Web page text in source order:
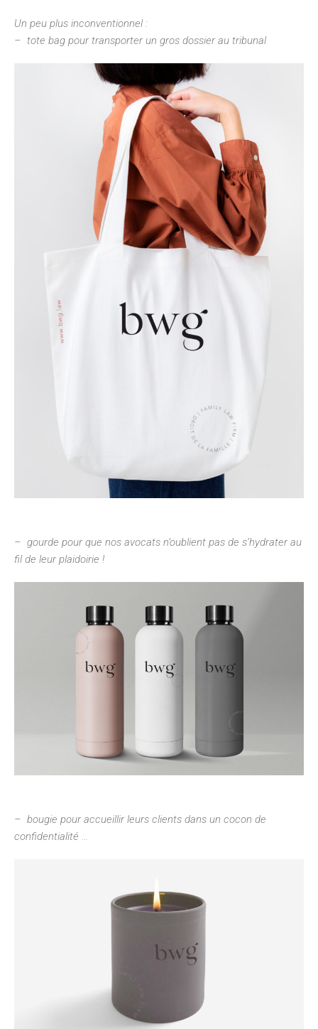
Un peu plus inconventionnel :
– tote bag pour transporter un gros dossier au tribunal
– gourde pour que nos avocats n’oublient pas de s’hydrater au
fil de leur plaidoirie !
– bougie pour accueillir leurs clients dans un cocon de
confidentialité …